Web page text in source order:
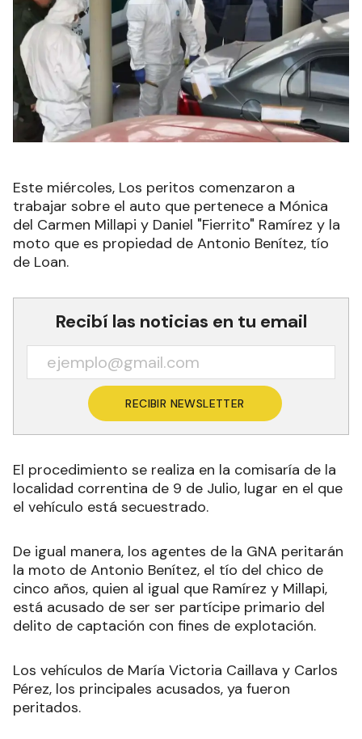
Este miércoles, Los peritos comenzaron a
trabajar sobre el auto que pertenece a Mónica
del Carmen Millapi y Daniel "Fierrito" Ramírez y la
moto que es propiedad de Antonio Benítez, tío
de Loan.
Recibí las noticias en tu email
RECIBIR NEWSLETTER
El procedimiento se realiza en la comisaría de la
localidad correntina de 9 de Julio, lugar en el que
el vehículo está secuestrado.
De igual manera, los agentes de la GNA peritarán
la moto de Antonio Benítez, el tío del chico de
cinco años, quien al igual que Ramírez y Millapi,
está acusado de ser ser partícipe primario del
delito de captación con fines de explotación.
Los vehículos de María Victoria Caillava y Carlos
Pérez, los principales acusados, ya fueron
peritados.